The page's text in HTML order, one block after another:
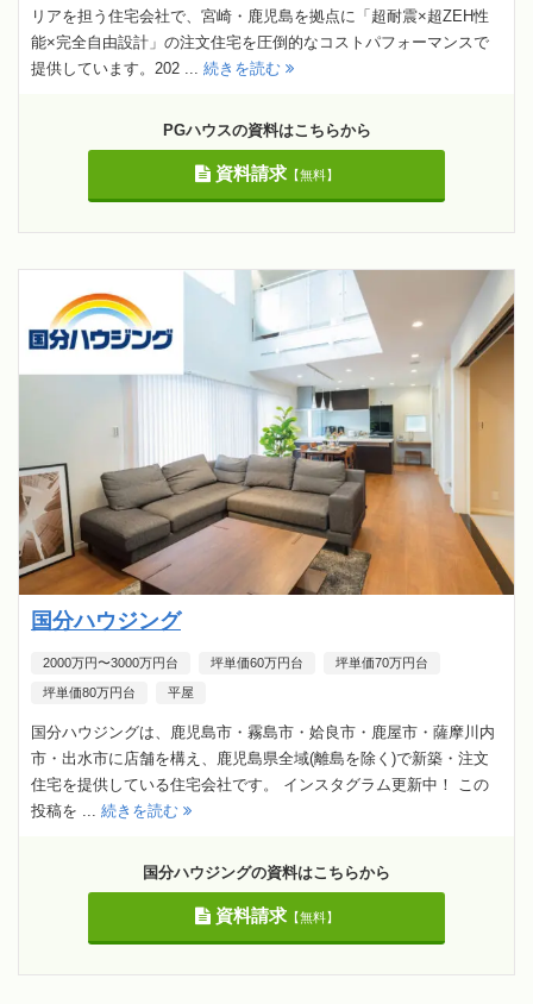
リアを担う住宅会社で、宮崎・鹿児島を拠点に「超耐震×超ZEH性
能×完全自由設計」の注文住宅を圧倒的なコストパフォーマンスで
提供しています。202 ... 続きを読む
PGハウスの資料はこちらから
資料請求【無料】
国分ハウジング
2000万円〜3000万円台 坪単価60万円台 坪単価70万円台
坪単価80万円台 平屋
国分ハウジングは、鹿児島市・霧島市・姶良市・鹿屋市・薩摩川内
市・出水市に店舗を構え、鹿児島県全域(離島を除く)で新築・注文
住宅を提供している住宅会社です。 インスタグラム更新中！ この
投稿を ... 続きを読む
国分ハウジングの資料はこちらから
資料請求【無料】